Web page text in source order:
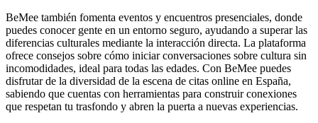
BeMee también fomenta eventos y encuentros presenciales, donde
puedes conocer gente en un entorno seguro, ayudando a superar las
diferencias culturales mediante la interacción directa. La plataforma
ofrece consejos sobre cómo iniciar conversaciones sobre cultura sin
incomodidades, ideal para todas las edades. Con BeMee puedes
disfrutar de la diversidad de la escena de citas online en España,
sabiendo que cuentas con herramientas para construir conexiones
que respetan tu trasfondo y abren la puerta a nuevas experiencias.